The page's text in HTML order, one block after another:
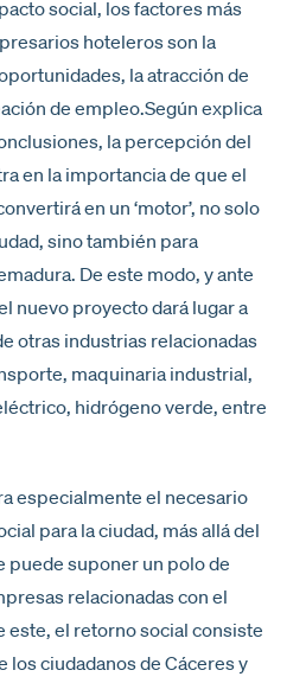
social, los factores más
hoteleros son la
la atracción de
de empleo.Según explica
la percepción del
en la importancia de que el
en un ‘motor’, no solo
sino también para
De este modo, y ante
nuevo proyecto dará lugar a
otras industrias relacionadas
maquinaria industrial,
hidrógeno verde, entre
especialmente el necesario
para la ciudad, más allá del
puede suponer un polo de
relacionadas con el
este, el retorno social consiste
los ciudadanos de Cáceres y